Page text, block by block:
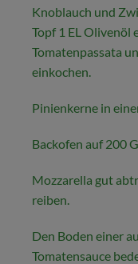
Knoblauch und
Topf 1 EL Olivenöl
Tomatenpassata
einkochen.
Pinienkerne in
Backofen auf 200
Mozzarella gut
reiben.
Den Boden einer
Tomatensauce